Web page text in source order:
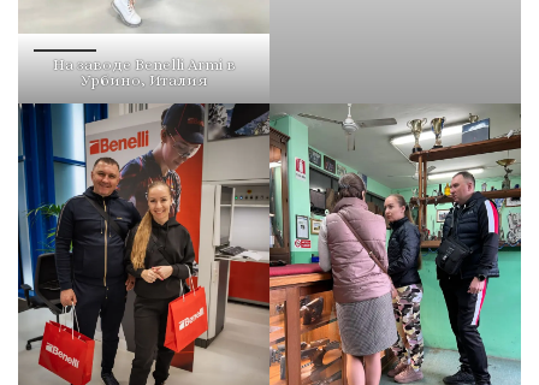
На заводе Benelli Armi в
Урбино, Италия